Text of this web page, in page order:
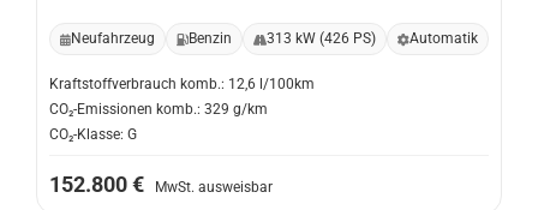
Neufahrzeug Benzin 313 kW (426 PS) Automatik
Kraftstoffverbrauch komb.: 12,6 l/100km
CO₂-Emissionen komb.: 329 g/km
CO₂-Klasse: G
152.800 € MwSt. ausweisbar